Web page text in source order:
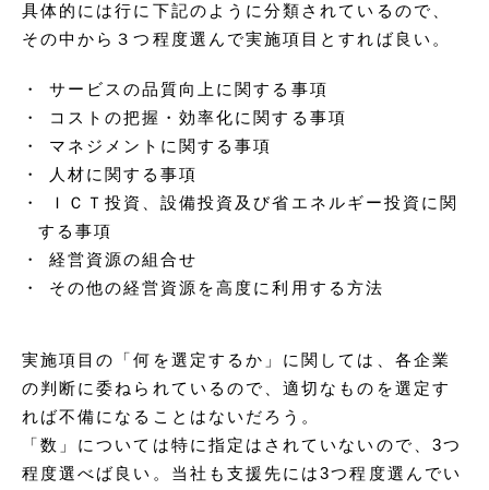
具体的には行に下記のように分類されているので、
その中から３つ程度選んで実施項目とすれば良い。
サービスの品質向上に関する事項
コストの把握・効率化に関する事項
マネジメントに関する事項
人材に関する事項
ＩＣＴ投資、設備投資及び省エネルギー投資に関
する事項
経営資源の組合せ
その他の経営資源を高度に利用する方法
実施項目の「何を選定するか」に関しては、各企業
の判断に委ねられているので、適切なものを選定す
れば不備になることはないだろう。
「数」については特に指定はされていないので、3つ
程度選べば良い。当社も支援先には3つ程度選んでい